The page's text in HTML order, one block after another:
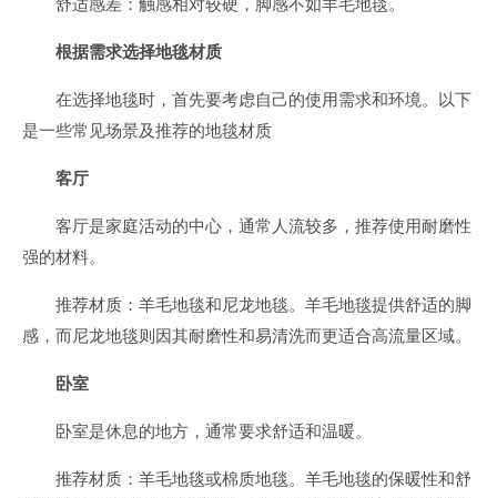
根据需求选择地毯材质
在选择地毯时，首先要考虑自己的使用需求和环境。以下
是一些常见场景及推荐的地毯材质
客厅
客厅是家庭活动的中心，通常人流较多，推荐使用耐磨性
强的材料。
推荐材质：羊毛地毯和尼龙地毯。羊毛地毯提供舒适的脚
感，而尼龙地毯则因其耐磨性和易清洗而更适合高流量区域。
卧室
卧室是休息的地方，通常要求舒适和温暖。
推荐材质：羊毛地毯或棉质地毯。羊毛地毯的保暖性和舒